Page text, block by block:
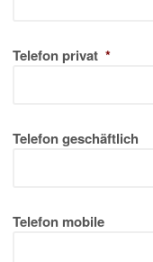
Telefon privat *
Telefon geschäftlich
Telefon mobile